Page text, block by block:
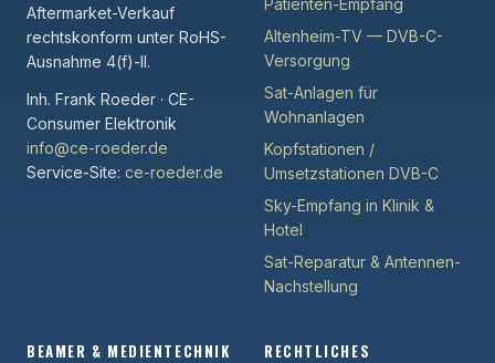
Aftermarket-Verkauf
rechtskonform unter RoHS-
Ausnahme 4(f)-II.
Inh. Frank Roeder · CE-
Consumer Elektronik
info@ce-roeder.de
Service-Site: ce-roeder.de
Patienten-Empfang
Altenheim-TV — DVB-C-
Versorgung
Sat-Anlagen für
Wohnanlagen
Kopfstationen /
Umsetzstationen DVB-C
Sky-Empfang in Klinik &
Hotel
Sat-Reparatur & Antennen-
Nachstellung
BEAMER & MEDIENTECHNIK RECHTLICHES